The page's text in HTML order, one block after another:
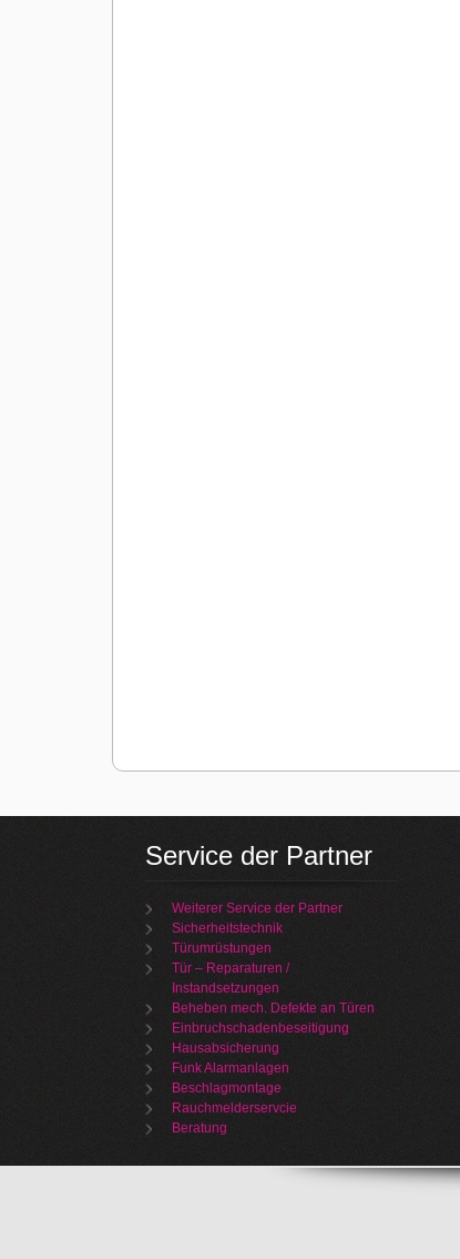
Service der Partner
Weiterer Service der Partner
Sicherheitstechnik
Türumrüstungen
Tür – Reparaturen /
Instandsetzungen
Beheben mech. Defekte an Türen
Einbruchschadenbeseitigung
Hausabsicherung
Funk Alarmanlagen
Beschlagmontage
Rauchmelderservcie
Beratung